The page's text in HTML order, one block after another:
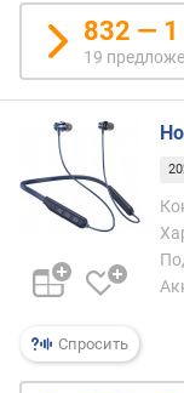
о
(
м
т
д
а
м
832 — 1
19
Спросить